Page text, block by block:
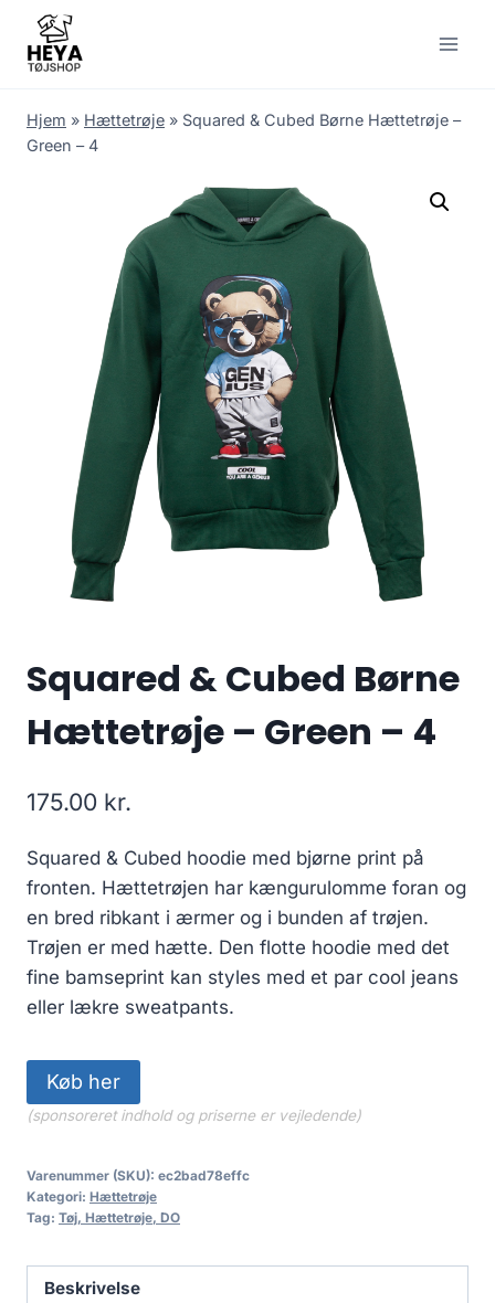
content
Hjem » Hættetrøje » Squared & Cubed Børne Hættetrøje –
Green – 4
Squared & Cubed Børne
Hættetrøje – Green – 4
175.00 kr.
Squared & Cubed hoodie med bjørne print på
fronten. Hættetrøjen har kængurulomme foran og
en bred ribkant i ærmer og i bunden af trøjen.
Trøjen er med hætte. Den flotte hoodie med det
fine bamseprint kan styles med et par cool jeans
eller lækre sweatpants.
Køb her
(sponsoreret indhold og priserne er vejledende)
Varenummer (SKU): ec2bad78effc
Kategori: Hættetrøje
Tag: Tøj, Hættetrøje, DO
Beskrivelse